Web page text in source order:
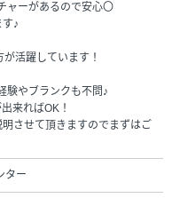
ャーがあるので安心〇
♪
活躍しています！
験やブランクも不問♪
来ればOK！
させて頂きますのでまずはご
ター